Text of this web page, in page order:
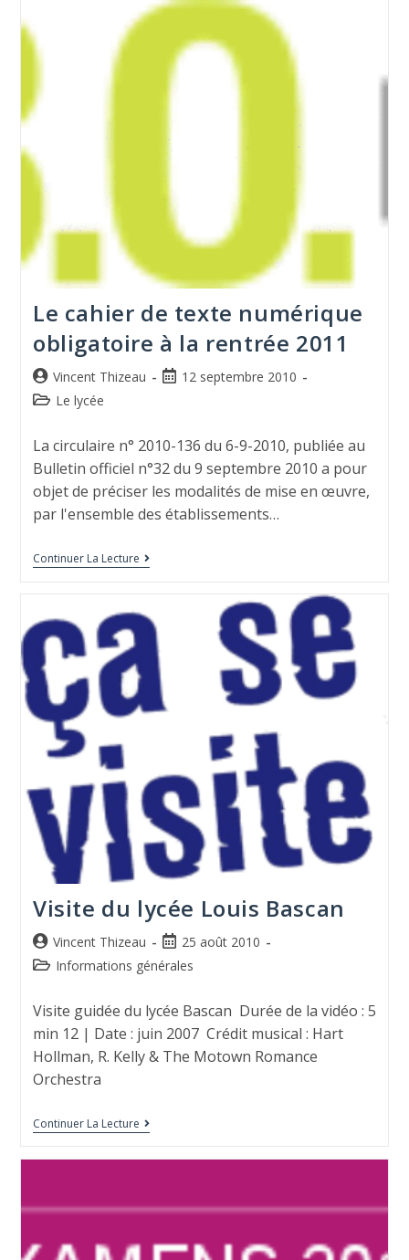
Le cahier de texte numérique
obligatoire à la rentrée 2011
Vincent Thizeau
12 septembre 2010
Le lycée
La circulaire n° 2010-136 du 6-9-2010, publiée au
Bulletin officiel n°32 du 9 septembre 2010 a pour
objet de préciser les modalités de mise en œuvre,
par l'ensemble des établissements…
Continuer La Lecture
Visite du lycée Louis Bascan
Vincent Thizeau
25 août 2010
Informations générales
Visite guidée du lycée Bascan Durée de la vidéo : 5
min 12 | Date : juin 2007 Crédit musical : Hart
Hollman, R. Kelly & The Motown Romance
Orchestra
Continuer La Lecture